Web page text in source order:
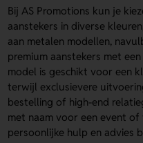
Bij AS Promotions kun je
aanstekers in diverse
aan metalen modellen,
premium aanstekers met
model is geschikt voor een
terwijl exclusievere
bestelling of high-end
met naam voor een event
persoonlijke hulp en advies